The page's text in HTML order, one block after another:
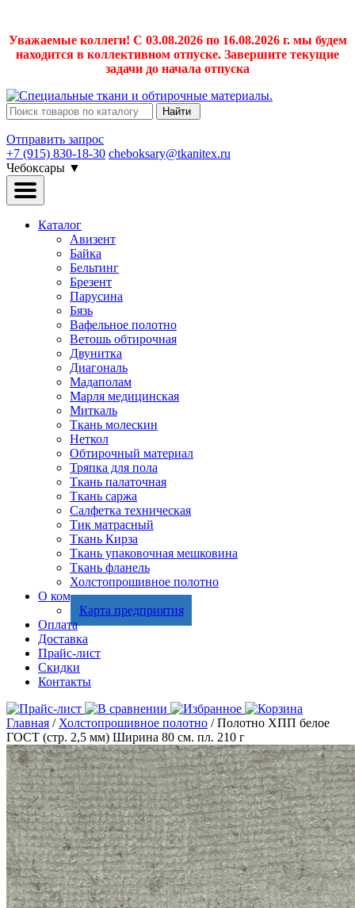
Уважаемые коллеги! С 03.08.2026 по 16.08.2026 г. мы будем
находится в коллективном отпуске. Завершите текущие
задачи до начала отпуска
Найти
Отправить запрос
+7 (915) 830-18-30 cheboksary@tkanitex.ru
Чебоксары ▼
Каталог
Авизент
Байка
Бельтинг
Брезент
Парусина
Бязь
Вафельное полотно
Ветошь обтирочная
Двунитка
Диагональ
Мадаполам
Марля медицинская
Миткаль
Ткань молескин
Неткол
Обтирочный материал
Тряпка для пола
Ткань палаточная
Ткань саржа
Салфетка техническая
Тик матрасный
Ткань Кирза
Ткань упаковочная мешковина
Ткань фланель
Холстопрошивное полотно
О компании
Карта предприятия
Оплата
Доставка
Прайс-лист
Скидки
Контакты
Главная / Холстопрошивное полотно / Полотно ХПП белое
ГОСТ (стр. 2,5 мм) Ширина 80 см. пл. 210 г